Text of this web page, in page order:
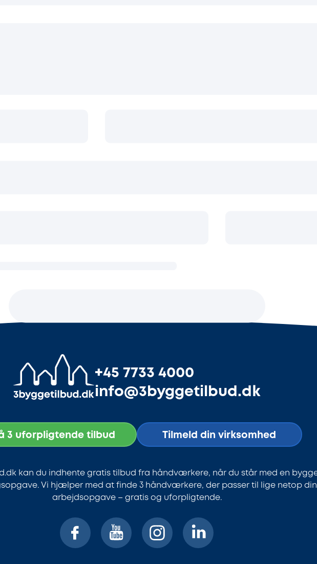
+45 7733 4000
info@3byggetilbud.dk
3 uforpligtende tilbud Tilmeld din virksomhed
kan du indhente gratis tilbud fra håndværkere, når du står med en
Vi hjælper med at finde 3 håndværkere, der passer til lige netop din
arbejdsopgave – gratis og uforpligtende.